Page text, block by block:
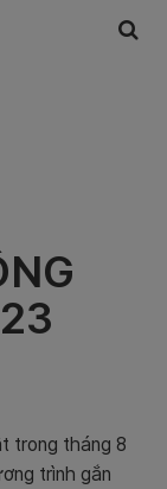
trong tháng 8
trình gắn